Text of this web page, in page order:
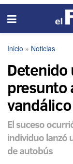
Inicio » Noticias
presunto
El suceso
individuo lanzó
de autobús